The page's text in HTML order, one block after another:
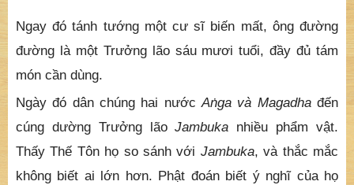
Ngay đó tánh tướng một cư sĩ biến mất, ông đường
đường là một Trưởng lão sáu mươi tuổi, đầy đủ tám
món cần dùng.
Ngày đó dân chúng hai nướcAṅga và Magadha đến
cúng dường Trưởng lãoJambuka nhiều phẩm vật.
Thấy Thế Tôn họ so sánh với Jambuka, và thắc mắc
không biết ai lớn hơn. Phật đoán biết ý nghĩ của họ